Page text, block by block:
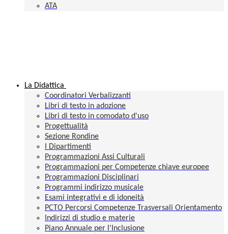
ATA
La Didattica
Coordinatori Verbalizzanti
Libri di testo in adozione
Libri di testo in comodato d'uso
Progettualità
Sezione Rondine
I Dipartimenti
Programmazioni Assi Culturali
Programmazioni per Competenze chiave europee
Programmazioni Disciplinari
Programmi indirizzo musicale
Esami integrativi e di idoneità
PCTO Percorsi Competenze Trasversali Orientamento
Indirizzi di studio e materie
Piano Annuale per l'Inclusione